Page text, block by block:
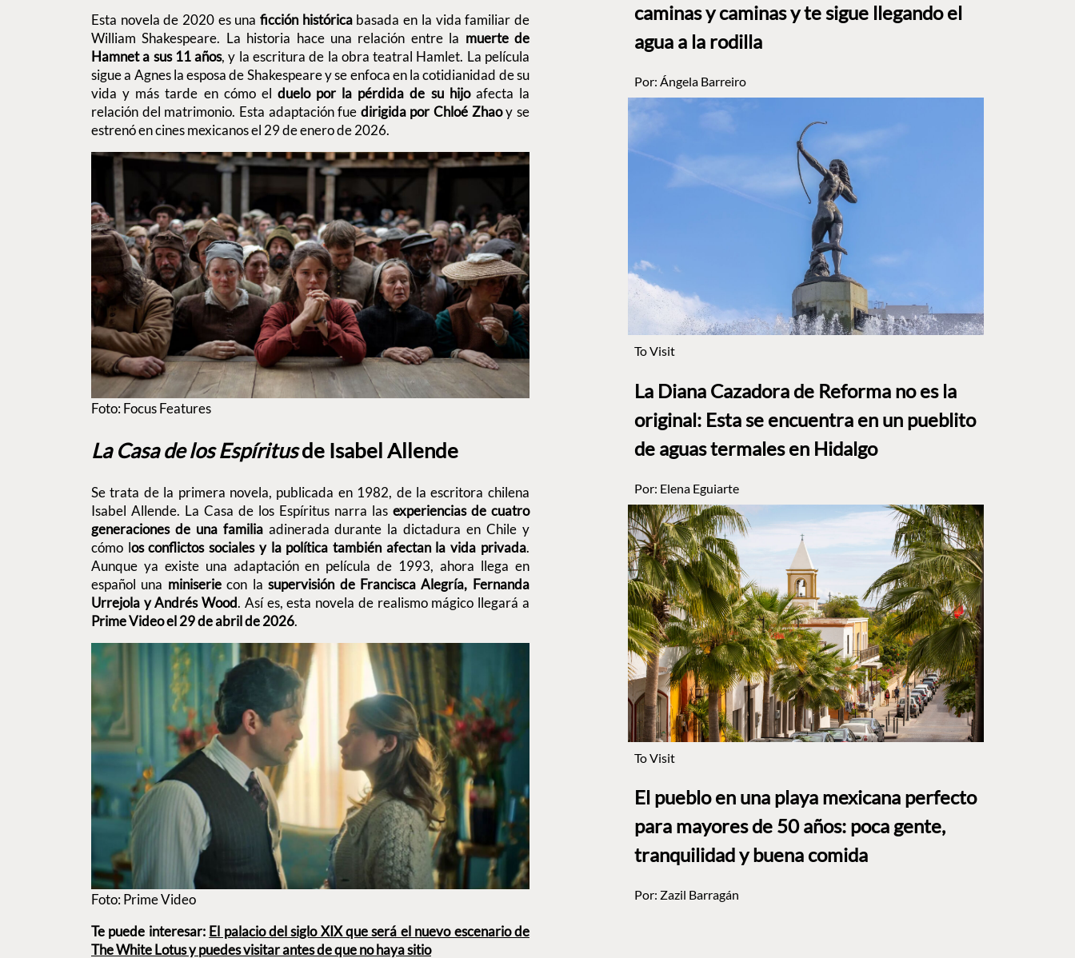
Esta novela de 2020 es unaficción históricabasada en la vida familiar de
William Shakespeare. La historia hace una relación entre la muerte de
Hamnet a sus 11 años, y la escritura de la obra teatral Hamlet. La película
sigue a Agnes la esposa de Shakespeare y se enfoca en la cotidianidad de su
vida y más tarde en cómo el duelo por la pérdida de su hijoafecta la
relación del matrimonio. Esta adaptación fue dirigida por Chloé Zhaoy se
estrenó en cines mexicanos el 29 de enero de 2026.
Foto: Focus Features
La Casa de los Espíritusde Isabel Allende
Se trata de la primera novela, publicada en 1982, de la escritora chilena
Isabel Allende. La Casa de los Espíritus narra las experiencias de cuatro
generaciones de una familiaadinerada durante la dictadura en Chile y
cómo los conflictos sociales y la política también afectan la vida privada.
Aunque ya existe una adaptación en película de 1993, ahora llega en
español una miniseriecon lasupervisión de Francisca Alegría, Fernanda
Urrejola y Andrés Wood. Así es, esta novela de realismo mágico llegará a
Prime Video el 29 de abril de 2026.
Foto: Prime Video
Te puede interesar: El palacio del siglo XIX que será el nuevo escenario de
The White Lotus y puedes visitar antes de que no haya sitio
caminas y caminas y te sigue llegando el
agua a la rodilla
Por: Ángela Barreiro
To Visit
La Diana Cazadora de Reforma no es la
original: Esta se encuentra en un pueblito
de aguas termales en Hidalgo
Por: Elena Eguiarte
To Visit
El pueblo en una playa mexicana perfecto
para mayores de 50 años: poca gente,
tranquilidad y buena comida
Por: Zazil Barragán